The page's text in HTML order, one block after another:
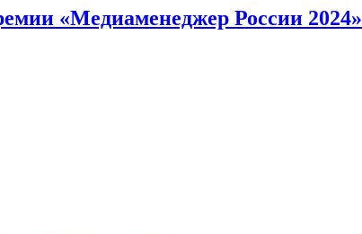
«Медиаменеджер России 2024»